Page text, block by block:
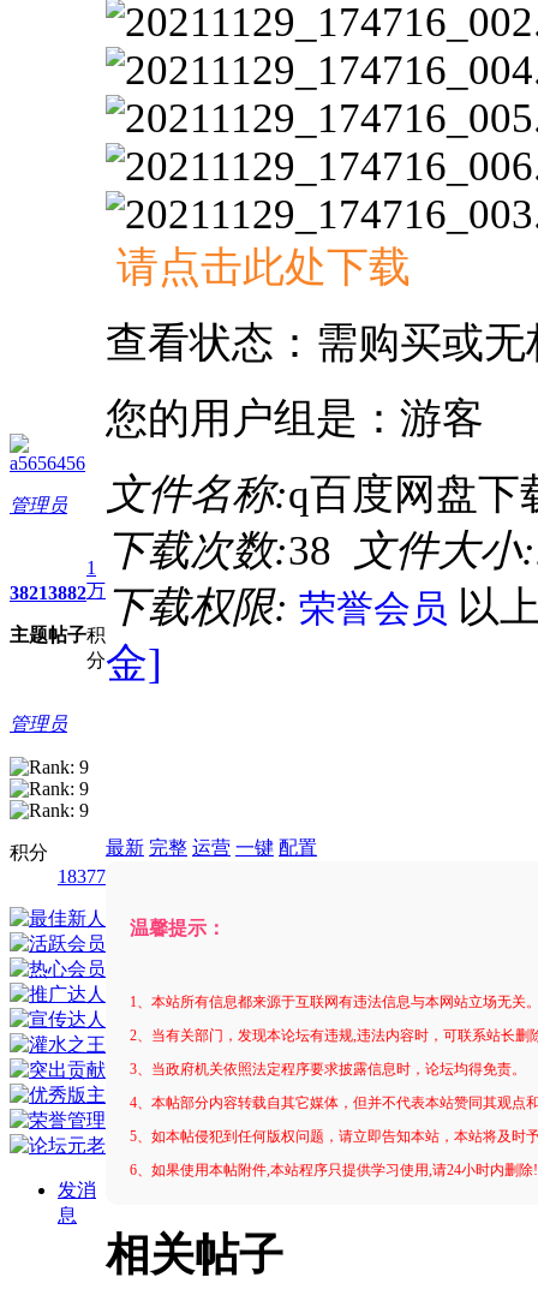
a5656456
管理员
3821
主题
3882
帖子
1
万
积
分
管理员
积分
18377
发消
息
请点击此处下载
查看状态：需购买或无
您的用户组是：游客
文件名称:q百度网盘
下载次数:38 文件大小:
下载权限: 荣誉会员 以
金]
最新 完整 运营 一键 配置
温馨提示：
1、本站所有信息都来源于互联网有违法信息与本网站立场无关
2、当有关部门，发现本论坛有违规,违法内容时，可联系站长删
3、当政府机关依照法定程序要求披露信息时，论坛均得免责。
4、本帖部分内容转载自其它媒体，但并不代表本站赞同其观点
5、如本帖侵犯到任何版权问题，请立即告知本站，本站将及时
6、如果使用本帖附件,本站程序只提供学习使用,请24小时内删
相关帖子